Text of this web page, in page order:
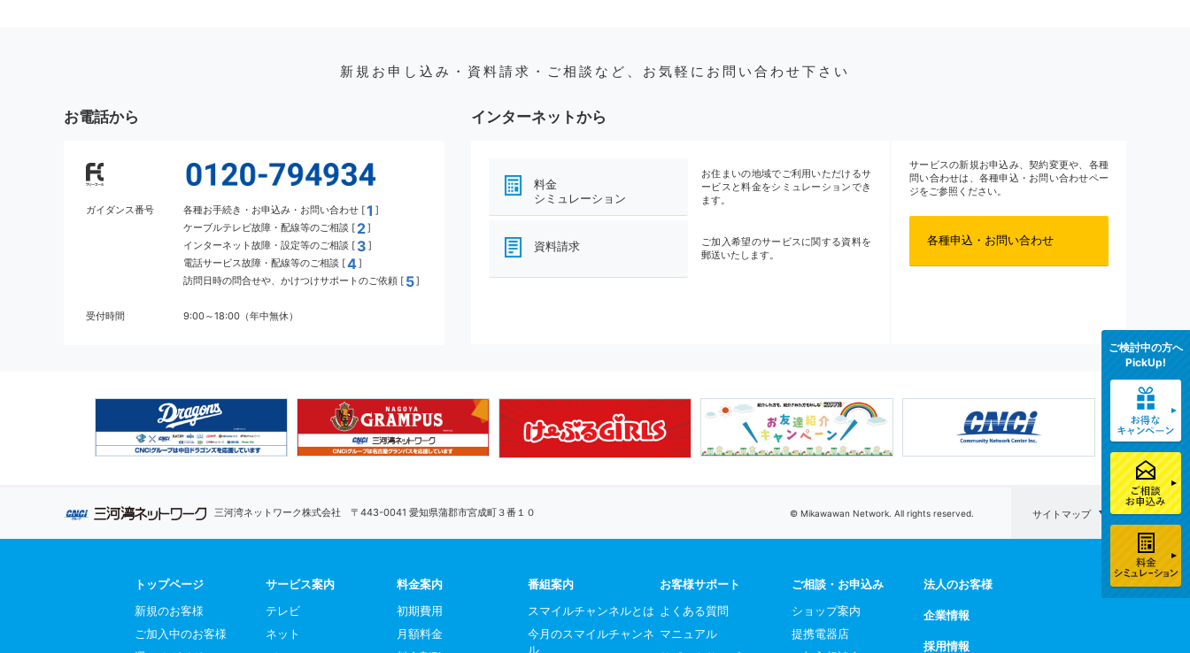
新規お申し込み・資料請求・ご相談など、お気軽にお問い合わせ下さい
お電話から
ガイダンス番号 各種お手続き・お申込み・お問い合わせ [1 ]
ケーブルテレビ故障・配線等のご相談 [ 2]
インターネット故障・設定等のご相談 [ 3 ]
電話サービス故障・配線等のご相談 [4]
訪問日時の問合せや、かけつけサポートのご依頼 [ 5]
受付時間 9:00～18:00（年中無休）
インターネットから
料金
シミュレーション
お住まいの地域でご利用いただけるサ
ービスと料金をシミュレーションでき
ます。
資料請求
ご加入希望のサービスに関する資料を
郵送いたします。
サービスの新規お申込み、契約変更や、各種
問い合わせは、各種申込・お問い合わせペー
ジをご参照ください。
各種申込・お問い合わせ
三河湾ネットワーク株式会社 〒443-0041 愛知県蒲郡市宮成町３番１０ © Mikawawan Network. All rights reserved. サイトマップ
トップページ
新規のお客様
ご加入中のお客様
サービス案内
テレビ
ネット
料金案内
初期費用
月額料金
番組案内
スマイルチャンネルとは
今月のスマイルチャンネ
ル
お客様サポート
よくある質問
マニュアル
ご相談・お申込み
ショップ案内
提携電器店
法人のお客様
企業情報
採用情報
ご検討中の方へ
PickUp!